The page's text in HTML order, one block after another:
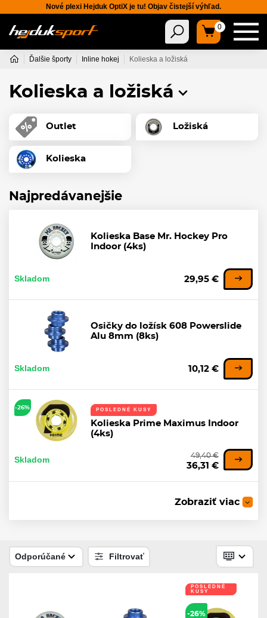
Nové plexi Hejduk OptiX je tu! Objav čistejší výhľad.
0
Ďalšie športy Inline hokej Kolieska a ložiská
Kolieska a ložiská
Outlet Ložiská
Kolieska
Najpredávanejšie
Kolieska Base Mr. Hockey Pro
Indoor (4ks)
Skladom 29,95 €
Osičky do ložísk 608 Powerslide
Alu 8mm (8ks)
Skladom 10,12 €
-26% POSLEDNÉ KUSY
Kolieska Prime Maximus Indoor
(4ks)
Skladom 49,40 €
36,31 €
Ložiská Wicked ABEC 9 Freespin
Skladom
Kolieska Bauer Hi-LO Street Wheel
Outdoor (4ks)
Zobraziť viac
Odporúčané Filtrovať
POSLEDNÉ
KUSY
-26%